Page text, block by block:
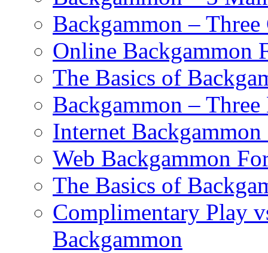
Backgammon – Three
Online Backgammon
The Basics of
Backgammon –
Internet
Web Backgammon
The Basics of
Complimentary Play
Backgammon